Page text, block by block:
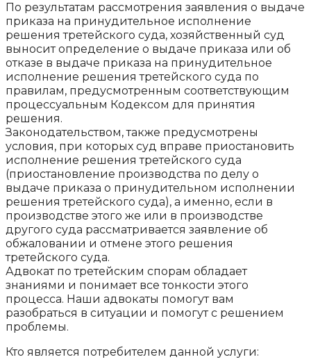
По результатам рассмотрения заявления о выдаче
приказа на принудительное исполнение
решения третейского суда, хозяйственный суд
выносит определение о выдаче приказа или об
отказе в выдаче приказа на принудительное
исполнение решения третейского суда по
правилам, предусмотренным соответствующим
процессуальным Кодексом для принятия
решения.
Законодательством, также предусмотрены
условия, при которых суд вправе приостановить
исполнение решения третейского суда
(приостановление производства по делу о
выдаче приказа о принудительном исполнении
решения третейского суда), а именно, если в
производстве этого же или в производстве
другого суда рассматривается заявление об
обжаловании и отмене этого решения
третейского суда.
Адвокат по третейским спорам обладает
знаниями и понимает все тонкости этого
процесса. Наши адвокаты помогут вам
разобраться в ситуации и помогут с решением
проблемы.
Кто является потребителем данной услуги: